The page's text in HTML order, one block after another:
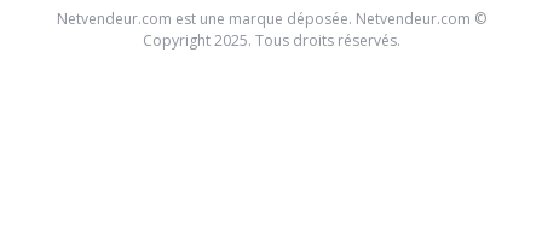
Netvendeur.com est une marque déposée. Netvendeur.com ©
Copyright 2025. Tous droits réservés.